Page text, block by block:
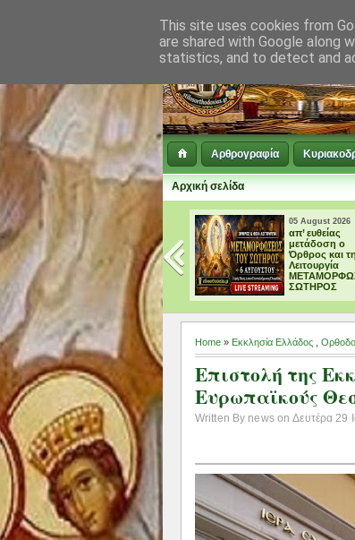
Αρθρογραφία
Αρχική σελίδα
05 August 2026
μετάδοση ο
Όρθρος και τη Θεία
Λειτουργία
ΜΕΤΑΜΟΡΦΩΣΕΩΣ
ΣΩΤΗΡΟΣ
04 August 2026
† ΜΕΓΑΛΗ
ΠΑΡΑΚΛΗΣΗ
ΤΗΝ
ΘΕΟΤΟΚΟ
Home » Εκκλησία Ελλάδος
Επιστολή της
Ευρωπαϊκούς
Written By news on Δευτέρα 29
This site uses cookies from
are shared with Google along
statistics, and to detect and